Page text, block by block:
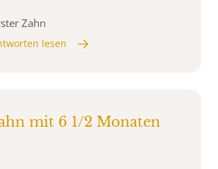
Zahn
lesen
mit 6 1/2 Monaten